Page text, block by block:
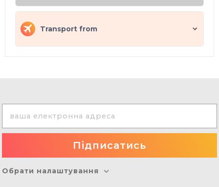
Transport from
Обрати налаштування